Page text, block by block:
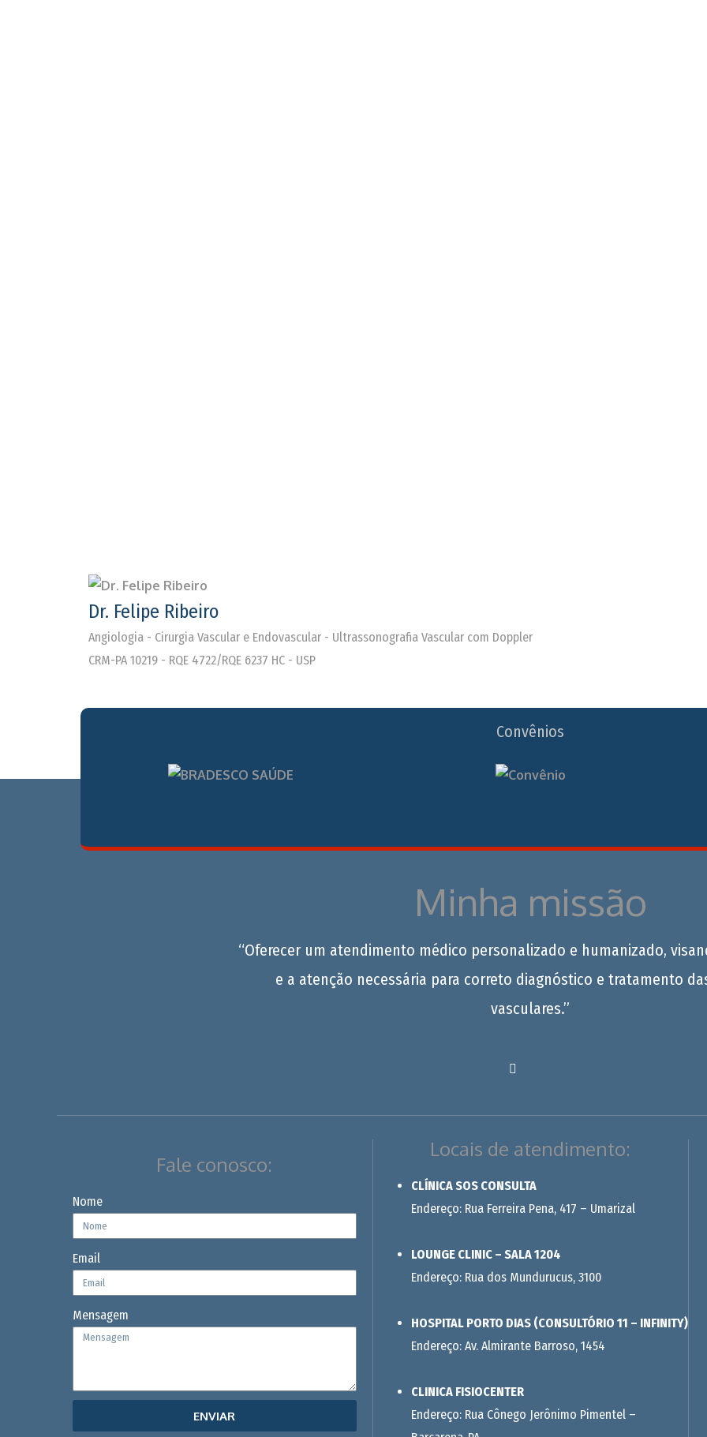
Dr. Felipe Ribeiro
Angiologia - Cirurgia Vascular e Endovascular - Ultrassonografia Vascular com Doppler
CRM-PA 10219 - RQE 4722/RQE 6237 HC - USP
Convênios
Minha missão
“Oferecer um atendimento médico personalizado e humanizado,
e a atenção necessária para correto diagnóstico e tratamento
vasculares.”
Fale conosco:
Nome
Email
Mensagem
ENVIAR
Locais de atendimento:
CLÍNICA SOS CONSULTA
Endereço: Rua Ferreira Pena, 417 – Umarizal
LOUNGE CLINIC – SALA 1204
Endereço: Rua dos Mundurucus, 3100
HOSPITAL PORTO DIAS (CONSULTÓRIO 11 – INFINITY)
Endereço: Av. Almirante Barroso, 1454
CLINICA FISIOCENTER
Endereço: Rua Cônego Jerônimo Pimentel –